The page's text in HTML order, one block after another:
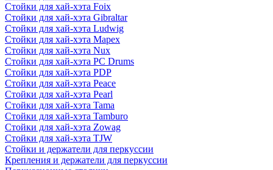
Стойки для хай-хэта Foix
Стойки для хай-хэта Gibraltar
Стойки для хай-хэта Ludwig
Стойки для хай-хэта Mapex
Стойки для хай-хэта Nux
Стойки для хай-хэта PC Drums
Стойки для хай-хэта PDP
Стойки для хай-хэта Peace
Стойки для хай-хэта Pearl
Стойки для хай-хэта Tama
Стойки для хай-хэта Tamburo
Стойки для хай-хэта Zowag
Стойки для хай-хэта TJW
Стойки и держатели для перкуссии
Крепления и держатели для перкуссии